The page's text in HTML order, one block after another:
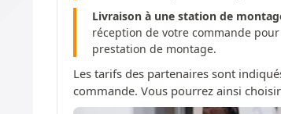
Livraison à une station de
réception de votre commande
prestation de montage.
Les tarifs des partenaires sont
commande. Vous pourrez ainsi